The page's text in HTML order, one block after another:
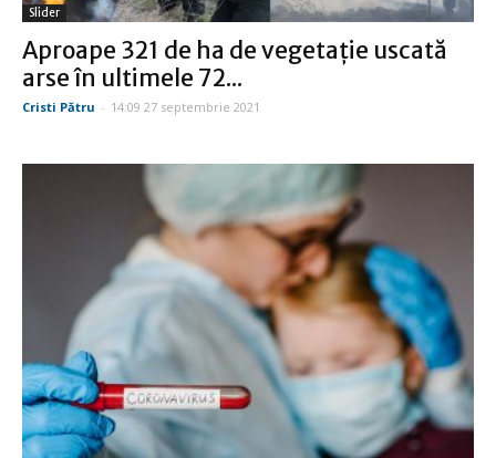
Slider
Aproape 321 de ha de vegetaţie uscată
arse în ultimele 72...
Cristi Pătru - 14:09 27 septembrie 2021